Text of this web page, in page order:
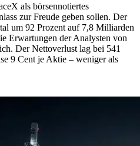
als börsennotiertes
zur Freude geben sollen. Der
um 92 Prozent auf 7,8 Milliarden
Erwartungen der Analysten von
Der Nettoverlust lag bei 541
9 Cent je Aktie – weniger als